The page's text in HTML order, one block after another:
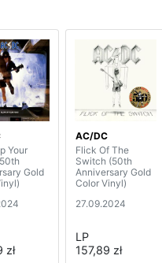
Your
Gold
zł
AC/DC
Flick Of The
Switch (50th
Anniversary Gold
Color Vinyl)
27.09.2024
LP
157,89 zł